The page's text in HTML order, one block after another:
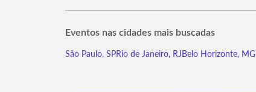
Eventos nas cidades mais buscadas
São Paulo, SPRio de Janeiro, RJ Belo Horizonte, MG